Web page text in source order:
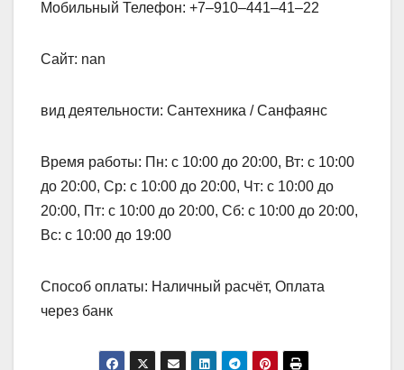
Мобильный Телефон: +7‒910‒441‒41‒22
Сайт: nan
вид деятельности: Сантехника / Санфаянс
Время работы: Пн: с 10:00 до 20:00, Вт: с 10:00
до 20:00, Ср: с 10:00 до 20:00, Чт: с 10:00 до
20:00, Пт: с 10:00 до 20:00, Сб: с 10:00 до 20:00,
Вс: с 10:00 до 19:00
Способ оплаты: Наличный расчёт, Оплата
через банк